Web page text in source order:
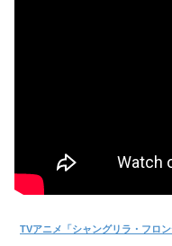
TVアニメ「シャングリラ・フロ